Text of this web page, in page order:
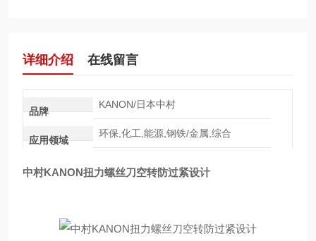
详细介绍 在线留言
品牌
KANON/日本中村
应用领域
环保,化工,能源,钢铁/金属,综合
中村KANON扭力螺丝刀空转防过紧设计